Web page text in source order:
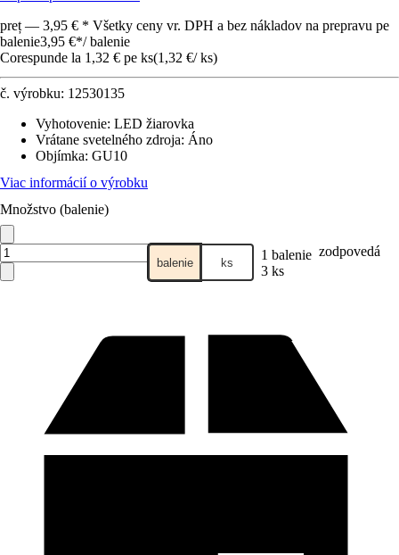
preț — 3,95 € * Všetky ceny vr. DPH a bez nákladov na prepravu pe
balenie3,95 €*/ balenie
Corespunde la 1,32 € pe ks(1,32 €/ ks)
č. výrobku: 12530135
Vyhotovenie: LED žiarovka
Vrátane svetelného zdroja: Áno
Objímka: GU10
Viac informácií o výrobku
Množstvo (balenie)
balenie ks 1 balenie zodpovedá
3 ks